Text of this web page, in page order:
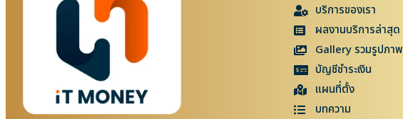
บริการของเรา
ผลงานบริการล่าสุด
Gallery รวมรูปภาพ
บัญชีชำระเงิน
แผนที่ตั้ง
บทความ